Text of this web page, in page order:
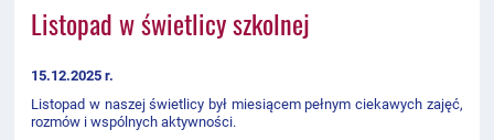
Listopad w świetlicy szkolnej
15.12.2025 r.
Listopad w naszej świetlicy był miesiącem pełnym ciekawych zajęć,
rozmów i wspólnych aktywności.